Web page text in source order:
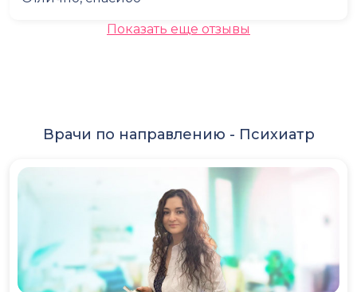
Показать еще отзывы
Врачи по направлению - Психиатр